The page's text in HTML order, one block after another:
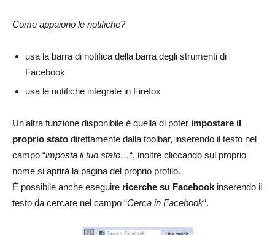
Come appaiono le notifiche?
usa la barra di notifica della barra degli strumenti di
Facebook
usa le notifiche integrate in Firefox
Un’altra funzione disponibile è quella di poter impostare il
proprio stato direttamente dalla toolbar, inserendo il testo nel
campo “imposta il tuo stato…“, inoltre cliccando sul proprio
nome si aprirà la pagina del proprio profilo.
È possibile anche eseguire ricerche su Facebook inserendo il
testo da cercare nel campo “Cerca in Facebook“.